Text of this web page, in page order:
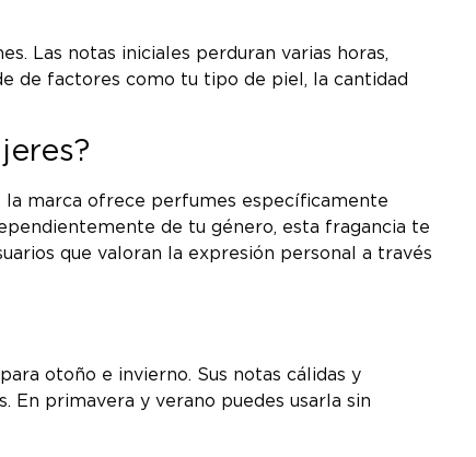
Las notas iniciales perduran varias horas,
de factores como tu tipo de piel, la cantidad
la marca ofrece perfumes específicamente
de tu género, esta fragancia te
que valoran la expresión personal a través
otoño e invierno. Sus notas cálidas y
En primavera y verano puedes usarla sin